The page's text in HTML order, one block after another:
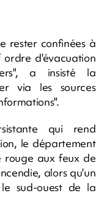
rester confinées à
ordre d'évacuation
a insisté la
via les sources
qui rend
le département
rouge aux feux de
alors qu'un
sud-ouest de la